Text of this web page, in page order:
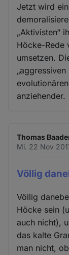
Jetzt wird
„Aktivisten“
Höcke-Rede
umsetzen.
anziehender.
Thomas
Mi. 22 Nov
Völlig
Völlig
Höcke sein
auch nicht),
das kalte
man nicht,